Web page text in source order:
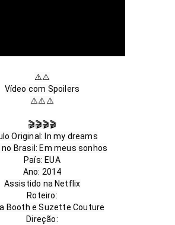
⚠️⚠️
Vídeo com Spoilers
⚠️⚠️⚠️
🎬🎬🎬🎬
Original: In my dreams
Brasil: Em meus sonhos
País: EUA
Ano: 2014
Assistido na Netflix
Roteiro:
Booth e Suzette Couture
Direção: